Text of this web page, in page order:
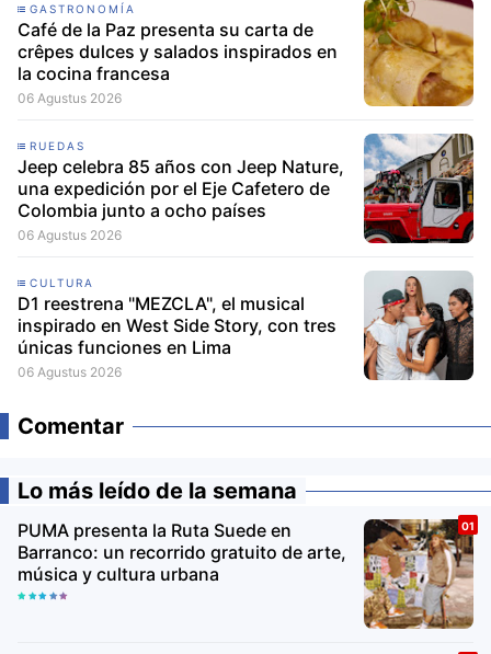
GASTRONOMÍA
Café de la Paz presenta su carta de
crêpes dulces y salados inspirados en
la cocina francesa
06 Agustus 2026
RUEDAS
Jeep celebra 85 años con Jeep Nature,
una expedición por el Eje Cafetero de
Colombia junto a ocho países
06 Agustus 2026
CULTURA
D1 reestrena "MEZCLA", el musical
inspirado en West Side Story, con tres
únicas funciones en Lima
06 Agustus 2026
Comentar
Lo más leído de la semana
PUMA presenta la Ruta Suede en
Barranco: un recorrido gratuito de arte,
música y cultura urbana